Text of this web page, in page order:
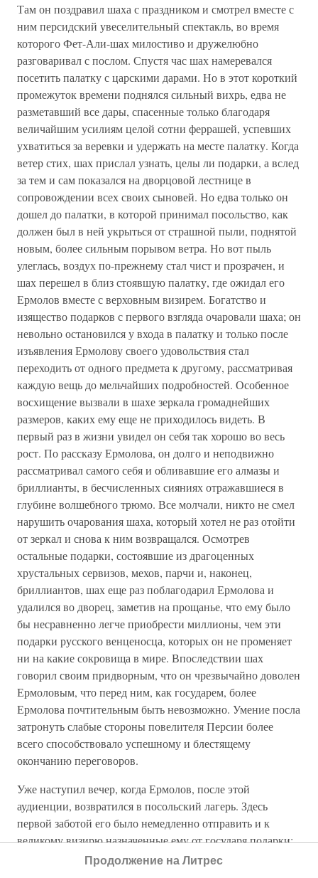
Там он поздравил шаха с праздником и смотрел вместе с
ним персидский увеселительный спектакль, во время
которого Фет-Али-шах милостиво и дружелюбно
разговаривал с послом. Спустя час шах намеревался
посетить палатку с царскими дарами. Но в этот короткий
промежуток времени поднялся сильный вихрь, едва не
разметавший все дары, спасенные только благодаря
величайшим усилиям целой сотни феррашей, успевших
ухватиться за веревки и удержать на месте палатку. Когда
ветер стих, шах прислал узнать, целы ли подарки, а вслед
за тем и сам показался на дворцовой лестнице в
сопровождении всех своих сыновей. Но едва только он
дошел до палатки, в которой принимал посольство, как
должен был в ней укрыться от страшной пыли, поднятой
новым, более сильным порывом ветра. Но вот пыль
улеглась, воздух по-прежнему стал чист и прозрачен, и
шах перешел в близ стоявшую палатку, где ожидал его
Ермолов вместе с верховным визирем. Богатство и
изящество подарков с первого взгляда очаровали шаха; он
невольно остановился у входа в палатку и только после
изъявления Ермолову своего удовольствия стал
переходить от одного предмета к другому, рассматривая
каждую вещь до мельчайших подробностей. Особенное
восхищение вызвали в шахе зеркала громаднейших
размеров, каких ему еще не приходилось видеть. В
первый раз в жизни увидел он себя так хорошо во весь
рост. По рассказу Ермолова, он долго и неподвижно
рассматривал самого себя и обливавшие его алмазы и
бриллианты, в бесчисленных сияниях отражавшиеся в
глубине волшебного трюмо. Все молчали, никто не смел
нарушить очарования шаха, который хотел не раз отойти
от зеркал и снова к ним возвращался. Осмотрев
остальные подарки, состоявшие из драгоценных
хрустальных сервизов, мехов, парчи и, наконец,
бриллиантов, шах еще раз поблагодарил Ермолова и
удалился во дворец, заметив на прощанье, что ему было
бы несравненно легче приобрести миллионы, чем эти
подарки русского венценосца, которых он не променяет
ни на какие сокровища в мире. Впоследствии шах
говорил своим придворным, что он чрезвычайно доволен
Ермоловым, что перед ним, как государем, более
Ермолова почтительным быть невозможно. Умение посла
затронуть слабые стороны повелителя Персии более
всего способствовало успешному и блестящему
окончанию переговоров.
Уже наступил вечер, когда Ермолов, после этой
аудиенции, возвратился в посольский лагерь. Здесь
первой заботой его было немедленно отправить и к
великому визирю назначенные ему от государя подарки:
бриллиантовое перо с огромным изумрудом, золотую
Продолжение на Литрес